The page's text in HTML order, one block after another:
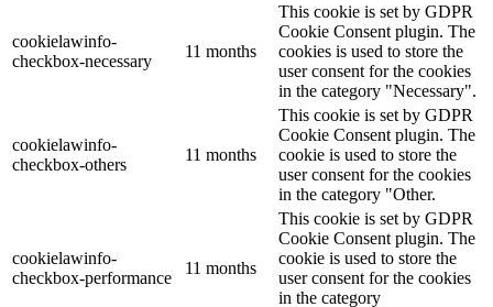
cookielawinfo-
checkbox-necessary
11 months
This cookie is set by GDPR
Cookie Consent plugin. The
cookies is used to store the
user consent for the cookies
in the category "Necessary".
cookielawinfo-
checkbox-others
11 months
This cookie is set by GDPR
Cookie Consent plugin. The
cookie is used to store the
user consent for the cookies
in the category "Other.
cookielawinfo-
checkbox-performance
11 months
This cookie is set by GDPR
Cookie Consent plugin. The
cookie is used to store the
user consent for the cookies
in the category